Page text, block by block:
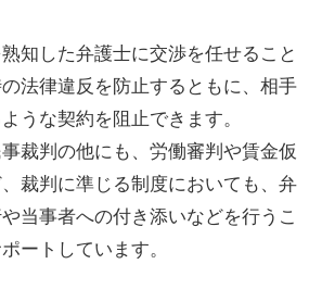
知した弁護士に交渉を任せること
法律違反を防止するともに、相手
うな契約を阻止できます。
裁判の他にも、労働審判や賃金仮
裁判に準じる制度においても、弁
当事者への付き添いなどを行うこ
ートしています。